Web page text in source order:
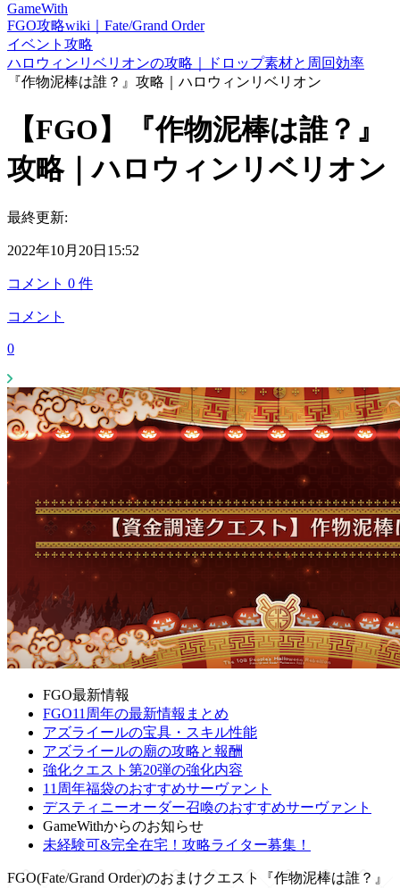
GameWith
FGO攻略wiki｜Fate/Grand Order
イベント攻略
ハロウィンリベリオンの攻略｜ドロップ素材と周回効率
『作物泥棒は誰？』攻略｜ハロウィンリベリオン
【FGO】『作物泥棒は誰？』
攻略｜ハロウィンリベリオン
最終更新:
2022年10月20日15:52
コメント 0 件
コメント
0
FGO最新情報
FGO11周年の最新情報まとめ
アズライールの宝具・スキル性能
アズライールの廟の攻略と報酬
強化クエスト第20弾の強化内容
11周年福袋のおすすめサーヴァント
デスティニーオーダー召喚のおすすめサーヴァント
GameWithからのお知らせ
未経験可&完全在宅！攻略ライター募集！
FGO(Fate/Grand Order)のおまけクエスト『作物泥棒は誰？』